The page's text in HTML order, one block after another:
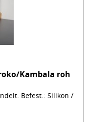
Kambala roh
Befest.: Silikon /